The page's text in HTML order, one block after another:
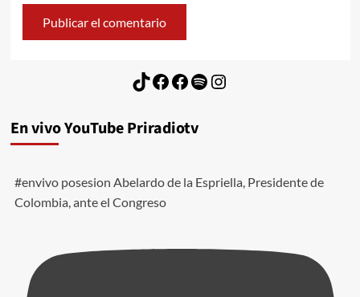
TikTok
Facebook
Facebook
Spotify
Instagram
En vivo YouTube Priradiotv
#envivo posesion Abelardo de la Espriella, Presidente de
Colombia, ante el Congreso